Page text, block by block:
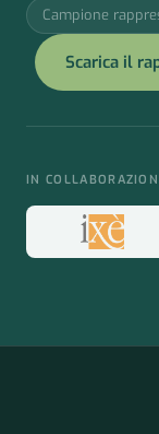
Campione
Scarica il
IN